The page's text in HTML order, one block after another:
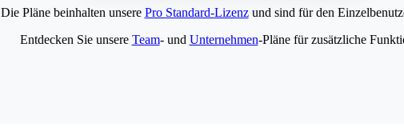
Die Pläne beinhalten unsere Pro Standard-Lizenzund sind für den
Entdecken Sie unsere Team- und Unternehmen-Pläne für zusätzliche